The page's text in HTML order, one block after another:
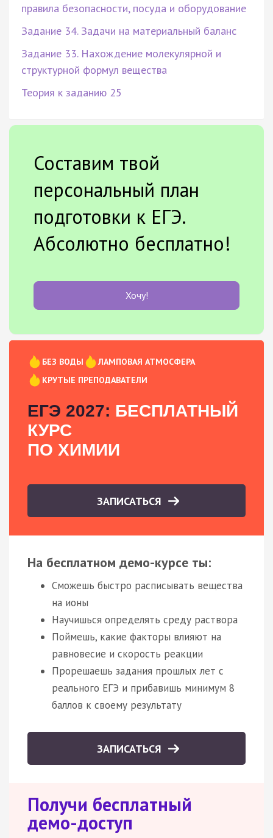
правила безопасности, посуда и оборудование
Задание 34. Задачи на материальный баланс
Задание 33. Нахождение молекулярной и
структурной формул вещества
Теория к заданию 25
Составим твой
персональный план
подготовки к ЕГЭ.
Абсолютно бесплатно!
Хочу!
БЕЗ ВОДЫ
ЛАМПОВАЯ АТМОСФЕРА
КРУТЫЕ ПРЕПОДАВАТЕЛИ
ЕГЭ 2027: БЕСПЛАТНЫЙ
КУРС
ПО ХИМИИ
ЗАПИСАТЬСЯ
На бесплатном демо-курсе ты:
Сможешь быстро расписывать вещества
на ионы
Научишься определять среду раствора
Поймешь, какие факторы влияют на
равновесие и скорость реакции
Прорешаешь задания прошлых лет с
реального ЕГЭ и прибавишь минимум 8
баллов к своему результату
ЗАПИСАТЬСЯ
Получи бесплатный
демо-доступ